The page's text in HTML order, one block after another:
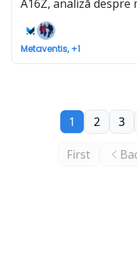
A16Z, analiză
Metaventis, +1
First
1 2 3